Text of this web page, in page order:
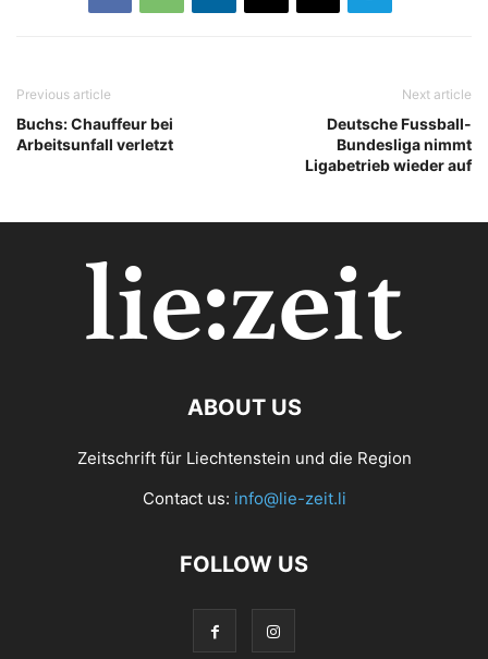
Previous article
Buchs: Chauffeur bei
Arbeitsunfall verletzt
Next article
Deutsche Fussball-
Bundesliga nimmt
Ligabetrieb wieder auf
ABOUT US
Zeitschrift für Liechtenstein und die Region
Contact us: info@lie-zeit.li
FOLLOW US